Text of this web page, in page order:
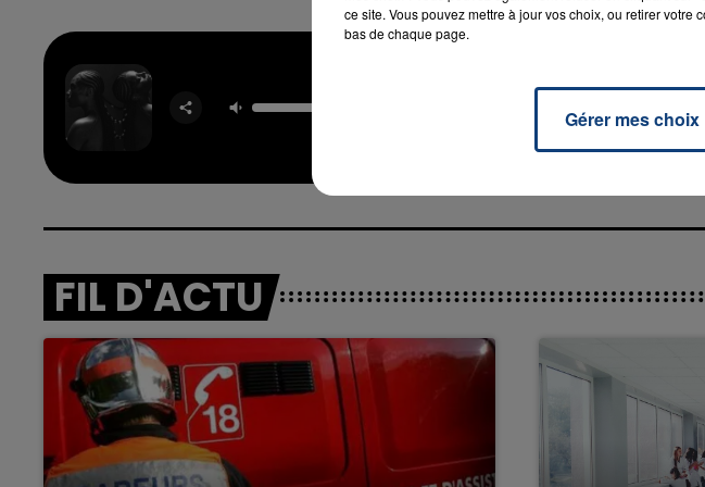
FIL D'ACTU
La
ce site. Vous pouvez mettre à jour vos choix, ou retirer
bas de chaque page.
Gérer mes choix